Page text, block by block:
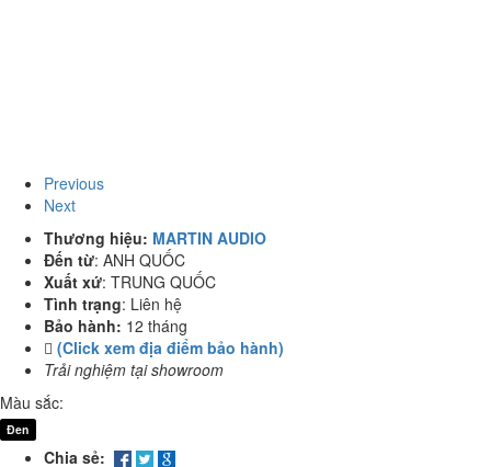
Previous
Next
Thương hiệu: MARTIN AUDIO
Đến từ: ANH QUỐC
Xuất xứ: TRUNG QUỐC
Tình trạng: Liên hệ
Bảo hành: 12 tháng
(Click xem địa điểm bảo hành)
Trải nghiệm tại showroom
Màu sắc:
Đen
Chia sẻ: